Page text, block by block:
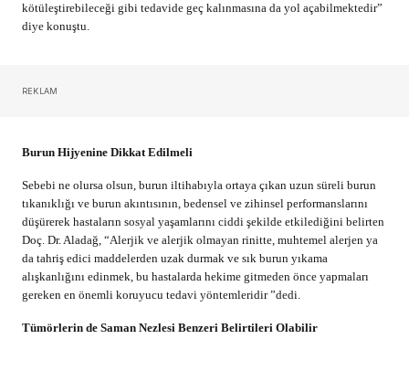
kötüleştirebileceği gibi tedavide geç kalınmasına da yol açabilmektedir”
diye konuştu.
REKLAM
Burun Hijyenine Dikkat Edilmeli
Sebebi ne olursa olsun, burun iltihabıyla ortaya çıkan uzun süreli burun
tıkanıklığı ve burun akıntısının, bedensel ve zihinsel performanslarını
düşürerek hastaların sosyal yaşamlarını ciddi şekilde etkilediğini belirten
Doç. Dr. Aladağ, “Alerjik ve alerjik olmayan rinitte, muhtemel alerjen ya
da tahriş edici maddelerden uzak durmak ve sık burun yıkama
alışkanlığını edinmek, bu hastalarda hekime gitmeden önce yapmaları
gereken en önemli koruyucu tedavi yöntemleridir ”dedi.
Tümörlerin de Saman Nezlesi Benzeri Belirtileri Olabilir